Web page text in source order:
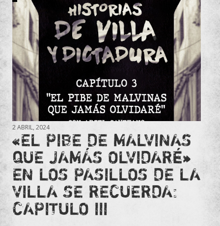
2 ABRIL, 2024
«EL PIBE DE MALVINAS
QUE JAMÁS OLVIDARÉ»
EN LOS PASILLOS DE LA
VILLA SE RECUERDA:
CAPITULO III